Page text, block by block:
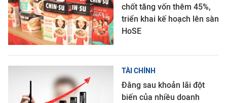
chốt tăng vốn thêm 45%,
triển khai kế hoạch lên sàn
HoSE
TÀI CHÍNH
Đằng sau khoản lãi đột
biến của nhiều doanh